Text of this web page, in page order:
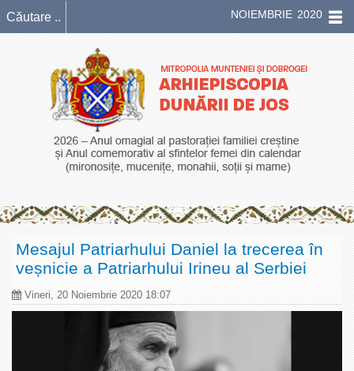
NOIEMBRIE 2020
Mesajul Patriarhului Daniel la trecerea în
veșnicie a Patriarhului Irineu al Serbiei
Vineri, 20 Noiembrie 2020 18:07